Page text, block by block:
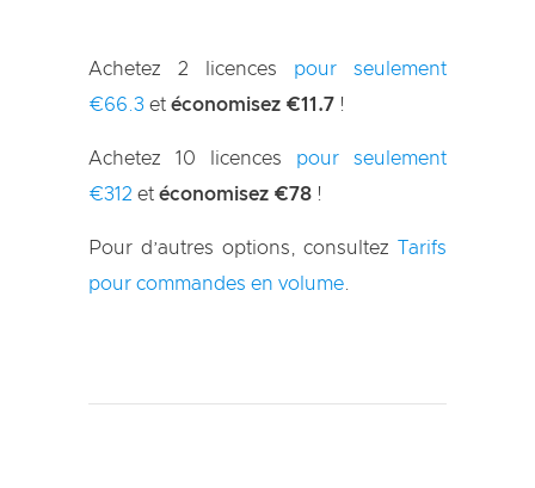
Achetez 2 licences pour seulement
€66.3 et économisez €11.7 !
Achetez 10 licences pour seulement
€312 et économisez €78 !
Pour d’autres options, consultez
Tarifs
pour commandes en volume